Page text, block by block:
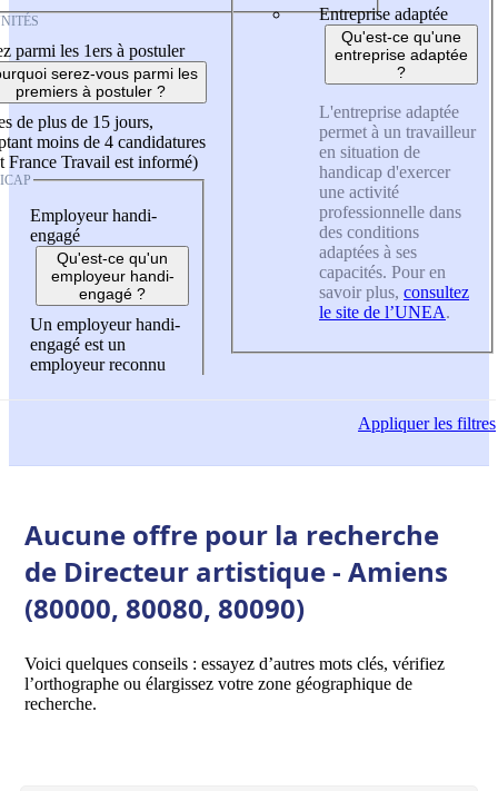
parmi les 1ers à postuler
serez-vous parmi les
premiers à postuler ?
de plus de 15 jours,
moins de 4 candidatures
France Travail est informé)
Employeur handi-
engagé
Qu'est-ce qu'un
employeur handi-
engagé ?
Un employeur handi-
engagé est un
employeur reconnu
Entreprise adaptée
Qu'est-ce qu'une
entreprise adaptée
?
L'entreprise adaptée
permet à un travailleur
en situation de
handicap d'exercer
une activité
professionnelle dans
des conditions
adaptées à ses
capacités. Pour en
savoir plus, consultez
le site de l’UNEA.
Appliquerles filtres
Aucune offre pour la recherche
de Directeur artistique - Amiens
(80000, 80080, 80090)
Voici quelques conseils : essayez d’autres mots clés, vérifiez
l’orthographe ou élargissez votre zone géographique de
recherche.